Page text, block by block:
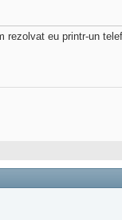
rezolvat eu printr-un